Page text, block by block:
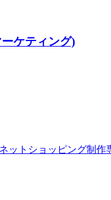
ケティング)
ットショッピング制作